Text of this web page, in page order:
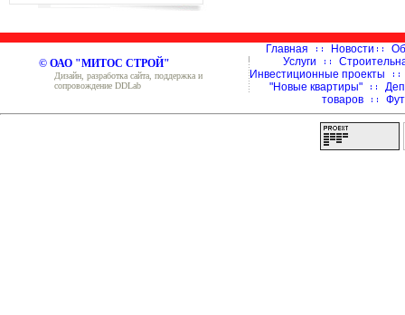
© ОАО "МИТОС СТРОЙ"
Дизайн, разработка сайта, поддержка и
сопровождение DDLab
Главная Новости
Услуги
Инвестиционные проекты
"Новые квартиры"
товаров